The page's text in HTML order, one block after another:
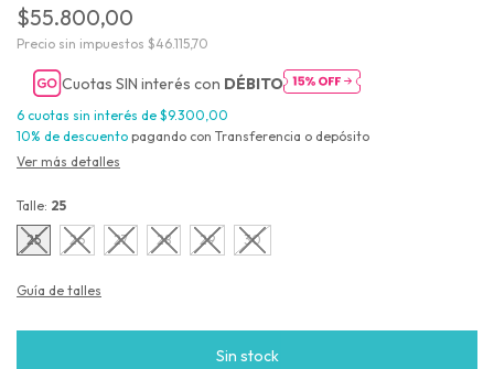
$55.800,00
Precio sin impuestos $46.115,70
Cuotas SIN interés con DÉBITO
6 cuotas sin interés de $9.300,00
10% de descuento pagando con Transferencia o depósito
Ver más detalles
Talle: 25
25 26 27 28 29 30
Guía de talles